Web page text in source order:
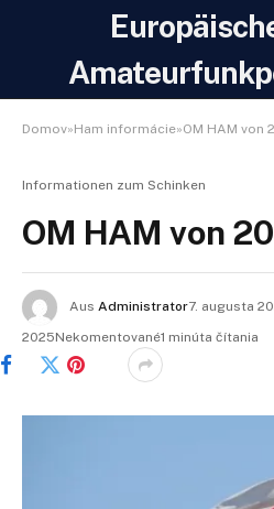
Domov»Ham informácie»OM HAM von
Informationen zum Schinken
OM HAM von
Aus Administrator7. augusta
2025Nekomentované1 minúta čítania
FacebookTwitterPinterest